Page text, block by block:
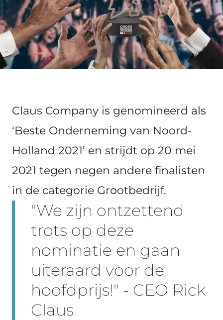
Claus Company is genomineerd als
‘Beste Onderneming van Noord-
Holland 2021’ en strijdt op 20 mei
2021 tegen negen andere finalisten
in de categorie Grootbedrijf.
"We zijn ontzettend
trots op deze
nominatie en gaan
uiteraard voor de
hoofdprijs!" - CEO Rick
Claus